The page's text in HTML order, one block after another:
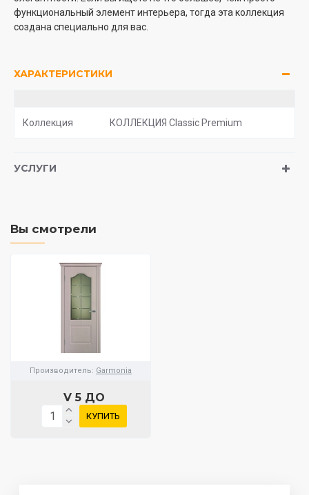
функциональный элемент интерьера, тогда эта коллекция
создана специально для вас.
ХАРАКТЕРИСТИКИ
Коллекция КОЛЛЕКЦИЯ Classic Premium
УСЛУГИ
Вы смотрели
Производитель: Garmonia
V 5 ДО
КУПИТЬ